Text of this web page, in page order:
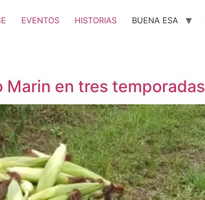
EVENTOS HISTORIAS BUENA ESA
Marin en tres temporadas